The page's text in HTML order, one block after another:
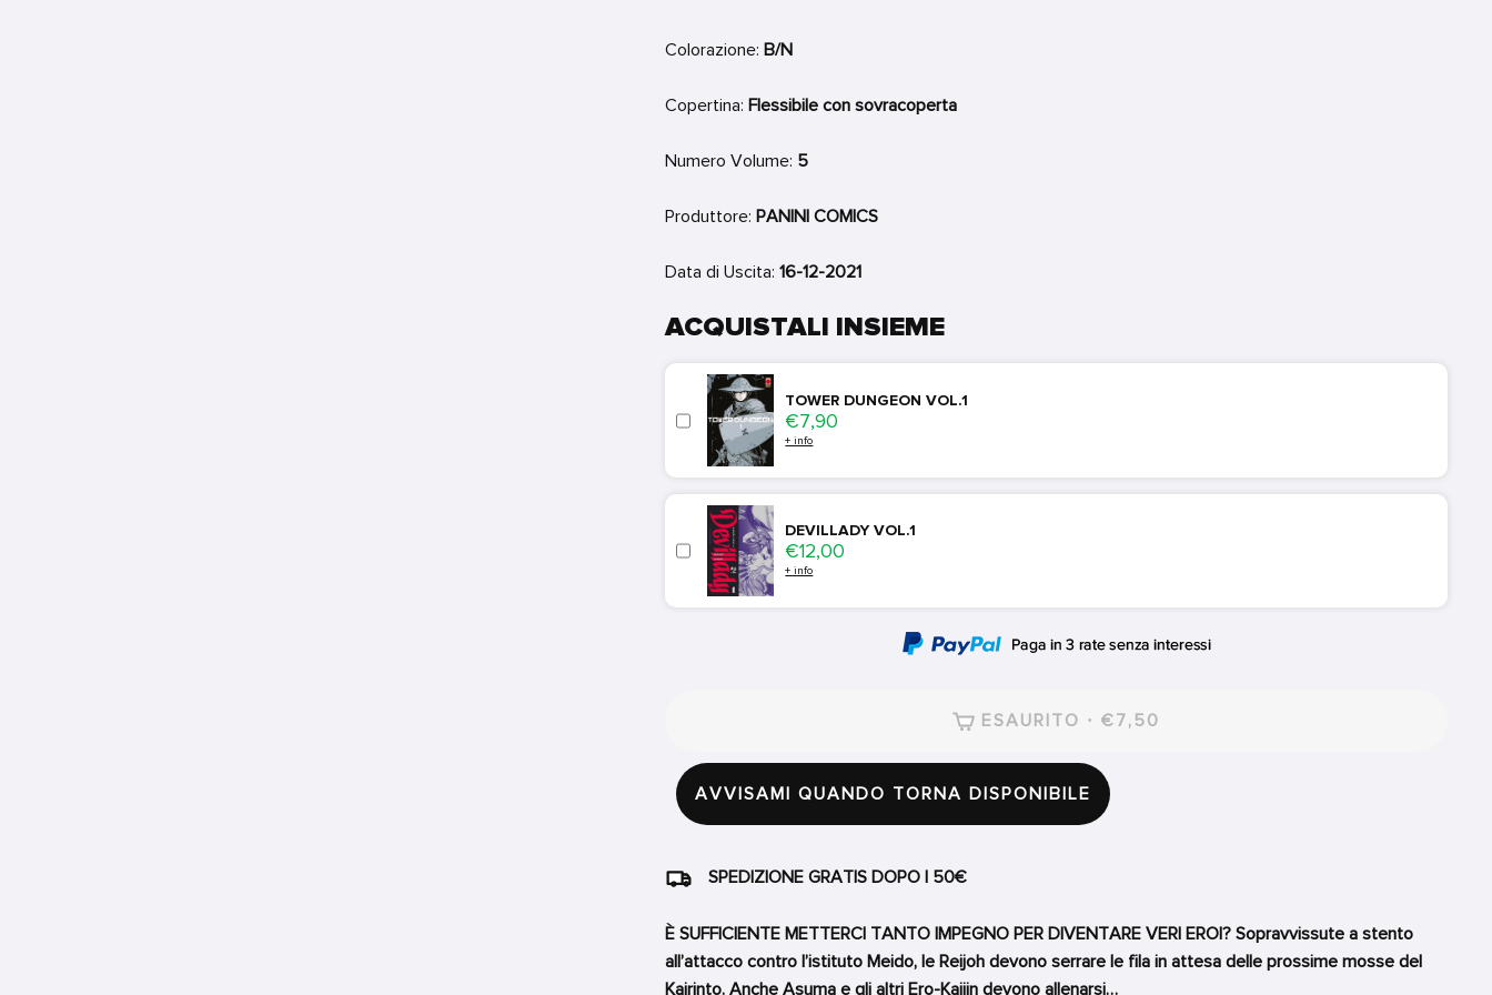
Colorazione: B/N
Copertina: Flessibile con sovracoperta
Numero Volume: 5
Produttore: PANINI COMICS
Data di Uscita:16-12-2021
ACQUISTALI INSIEME
TOWER DUNGEON VOL.1
Price
€7,90
+ info
DEVILLADY VOL.1
Price
€12,00
+ info
ESAURITO · €7,50
AVVISAMI QUANDO TORNA DISPONIBILE
SPEDIZIONE GRATIS DOPO I 50€
È SUFFICIENTE METTERCI TANTO IMPEGNO PER DIVENTARE VERI EROI? Sopravvissute a stento
all’attacco contro l’istituto Meido, le Reijoh devono serrare le fila in attesa delle prossime mosse del
Kairinto. Anche Asuma e gli altri Ero-Kaijin devono allenarsi…